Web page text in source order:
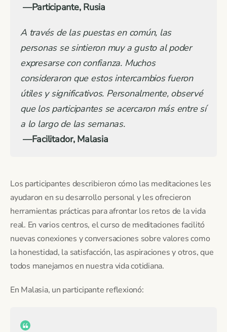
—Participante, Rusia
A través de las puestas en común, las
personas se sintieron muy a gusto al poder
expresarse con confianza. Muchos
consideraron que estos intercambios fueron
útiles y significativos. Personalmente, observé
que los participantes se acercaron más entre sí
a lo largo de las semanas.
—Facilitador, Malasia
Los participantes describieron cómo las meditaciones les
ayudaron en su desarrollo personal y les ofrecieron
herramientas prácticas para afrontar los retos de la vida
real. En varios centros, el curso de meditaciones facilitó
nuevas conexiones y conversaciones sobre valores como
la honestidad, la satisfacción, las aspiraciones y otros, que
todos manejamos en nuestra vida cotidiana.
En Malasia, un participante reflexionó: